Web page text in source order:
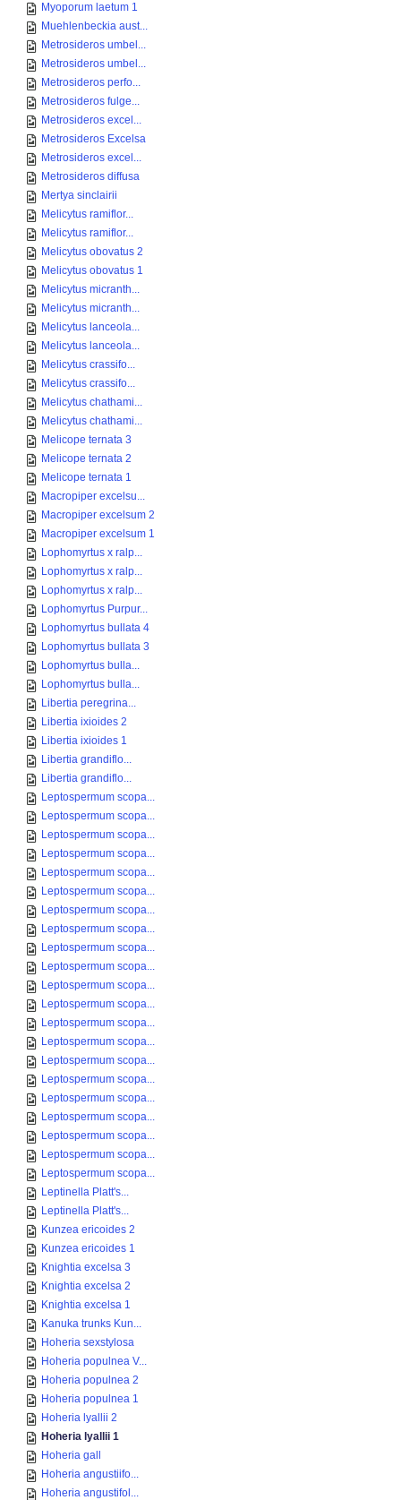
Myoporum laetum 1
Muehlenbeckia aust...
Metrosideros umbel...
Metrosideros umbel...
Metrosideros perfo...
Metrosideros fulge...
Metrosideros excel...
Metrosideros Excelsa
Metrosideros excel...
Metrosideros diffusa
Mertya sinclairii
Melicytus ramiflor...
Melicytus ramiflor...
Melicytus obovatus 2
Melicytus obovatus 1
Melicytus micranth...
Melicytus micranth...
Melicytus lanceola...
Melicytus lanceola...
Melicytus crassifo...
Melicytus crassifo...
Melicytus chathami...
Melicytus chathami...
Melicope ternata 3
Melicope ternata 2
Melicope ternata 1
Macropiper excelsu...
Macropiper excelsum 2
Macropiper excelsum 1
Lophomyrtus x ralp...
Lophomyrtus x ralp...
Lophomyrtus x ralp...
Lophomyrtus Purpur...
Lophomyrtus bullata 4
Lophomyrtus bullata 3
Lophomyrtus bulla...
Lophomyrtus bulla...
Libertia peregrina...
Libertia ixioides 2
Libertia ixioides 1
Libertia grandiflo...
Libertia grandiflo...
Leptospermum scopa...
Leptospermum scopa...
Leptospermum scopa...
Leptospermum scopa...
Leptospermum scopa...
Leptospermum scopa...
Leptospermum scopa...
Leptospermum scopa...
Leptospermum scopa...
Leptospermum scopa...
Leptospermum scopa...
Leptospermum scopa...
Leptospermum scopa...
Leptospermum scopa...
Leptospermum scopa...
Leptospermum scopa...
Leptospermum scopa...
Leptospermum scopa...
Leptospermum scopa...
Leptospermum scopa...
Leptospermum scopa...
Leptinella Platt's...
Leptinella Platt's...
Kunzea ericoides 2
Kunzea ericoides 1
Knightia excelsa 3
Knightia excelsa 2
Knightia excelsa 1
Kanuka trunks Kun...
Hoheria sexstylosa
Hoheria populnea V...
Hoheria populnea 2
Hoheria populnea 1
Hoheria lyallii 2
Hoheria lyallii 1
Hoheria gall
Hoheria angustiifo...
Hoheria angustifol...